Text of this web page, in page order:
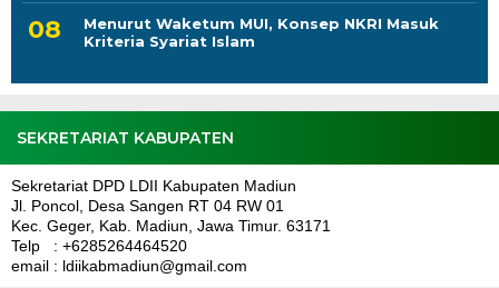
Menurut Waketum MUI, Konsep NKRI Masuk
Kriteria Syariat Islam
SEKRETARIAT KABUPATEN
Sekretariat DPD LDII Kabupaten Madiun
Jl. Poncol, Desa Sangen RT 04 RW 01
Kec. Geger, Kab. Madiun, Jawa Timur. 63171
Telp : +6285264464520
email : ldiikabmadiun@gmail.com